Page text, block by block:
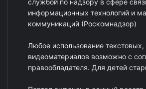
службой по надзору в сфере
информационных технологий и
коммуникаций (Роскомнадзор)
Любое использование текстовых,
видеоматериалов возможно с
правообладателя. Для детей